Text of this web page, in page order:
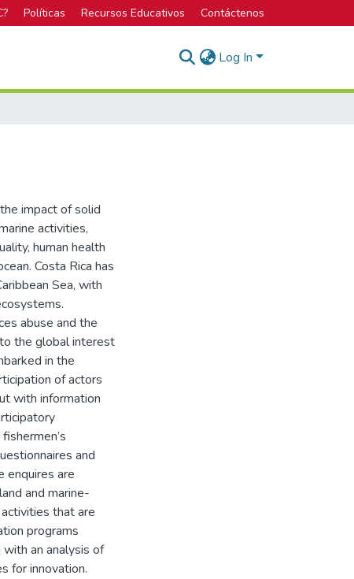
Políticas Recursos Educativos Contáctenos
Log In
impact of solid
activities,
human health
Costa Rica has
Sea, with
abuse and the
the global interest
in the
of actors
with information
and
enquires are
and marine-
that are
programs
an analysis of
for innovation.